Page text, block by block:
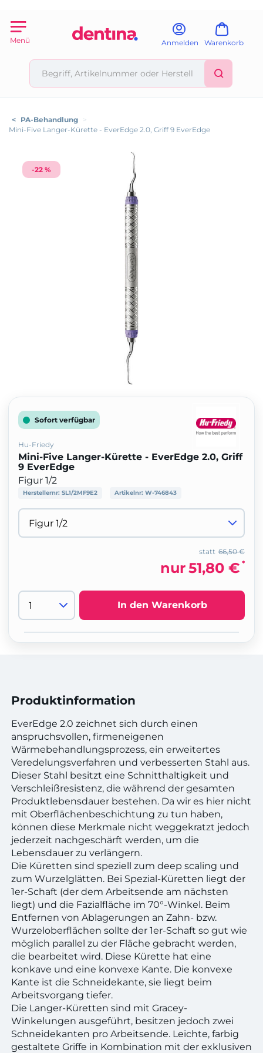
Menü Anmelden Warenkorb
< PA-Behandlung >
Mini-Five Langer-Kürette - EverEdge 2.0, Griff 9 EverEdge
-22 %
Sofort verfügbar
Hu-Friedy
Mini-Five Langer-Kürette - EverEdge 2.0, Griff
9 EverEdge
Figur 1/2
Herstellernr: SL1/2MF9E2 Artikelnr: W-746843
66,50 €
statt
nur51,80 € *
In den Warenkorb
Produktinformation
EverEdge 2.0 zeichnet sich durch einen
anspruchsvollen, firmeneigenen
Wärmebehandlungsprozess, ein erweitertes
Veredelungsverfahren und verbesserten Stahl aus.
Dieser Stahl besitzt eine Schnitthaltigkeit und
Verschleißresistenz, die während der gesamten
Produktlebensdauer bestehen. Da wir es hier nicht
mit Oberflächenbeschichtung zu tun haben,
können diese Merkmale nicht weggekratzt jedoch
jederzeit nachgeschärft werden, um die
Lebensdauer zu verlängern.
Die Küretten sind speziell zum deep scaling und
zum Wurzelglätten. Bei Spezial-Küretten liegt der
1er-Schaft (der dem Arbeitsende am nächsten
liegt) und die Fazialfläche im 70°-Winkel. Beim
Entfernen von Ablagerungen an Zahn- bzw.
Wurzeloberflächen sollte der 1er-Schaft so gut wie
möglich parallel zu der Fläche gebracht werden,
die bearbeitet wird. Diese Kürette hat eine
konkave und eine konvexe Kante. Die konvexe
Kante ist die Schneidekante, sie liegt beim
Arbeitsvorgang tiefer.
Die Langer-Küretten sind mit Gracey-
Winkelungen ausgeführt, besitzen jedoch zwei
Schneidekanten pro Arbeitsende. Leichte, farbig
gestaltete Griffe in Kombination mit der exklusiven